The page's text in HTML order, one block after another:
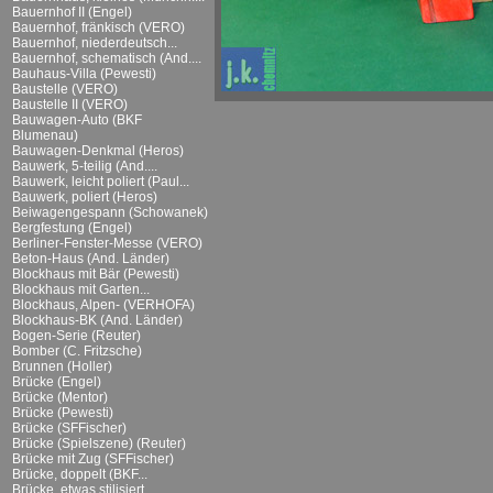
Bauernhof II (Engel)
Bauernhof, fränkisch (VERO)
Bauernhof, niederdeutsch...
Bauernhof, schematisch (And....
Bauhaus-Villa (Pewesti)
Baustelle (VERO)
Baustelle II (VERO)
Bauwagen-Auto (BKF
Blumenau)
Bauwagen-Denkmal (Heros)
Bauwerk, 5-teilig (And....
Bauwerk, leicht poliert (Paul...
Bauwerk, poliert (Heros)
Beiwagengespann (Schowanek)
Bergfestung (Engel)
Berliner-Fenster-Messe (VERO)
Beton-Haus (And. Länder)
Blockhaus mit Bär (Pewesti)
Blockhaus mit Garten...
Blockhaus, Alpen- (VERHOFA)
Blockhaus-BK (And. Länder)
Bogen-Serie (Reuter)
Bomber (C. Fritzsche)
Brunnen (Holler)
Brücke (Engel)
Brücke (Mentor)
Brücke (Pewesti)
Brücke (SFFischer)
Brücke (Spielszene) (Reuter)
Brücke mit Zug (SFFischer)
Brücke, doppelt (BKF...
Brücke, etwas stilisiert...